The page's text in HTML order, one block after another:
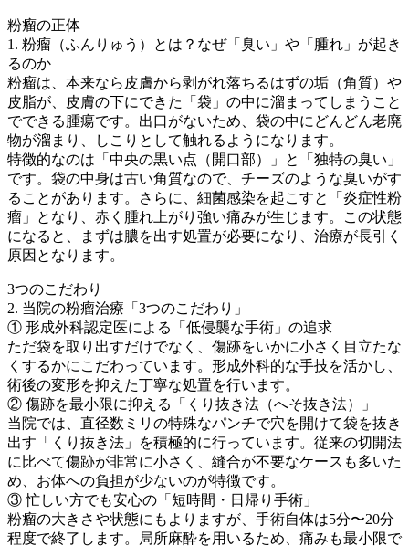
粉瘤の正体
1. 粉瘤（ふんりゅう）とは？なぜ「臭い」や「腫れ」が起き
るのか
粉瘤は、本来なら皮膚から剥がれ落ちるはずの垢（角質）や
皮脂が、皮膚の下にできた「袋」の中に溜まってしまうこと
でできる腫瘍です。出口がないため、袋の中にどんどん老廃
物が溜まり、しこりとして触れるようになります。
特徴的なのは「中央の黒い点（開口部）」と「独特の臭い」
です。袋の中身は古い角質なので、チーズのような臭いがす
ることがあります。さらに、細菌感染を起こすと「炎症性粉
瘤」となり、赤く腫れ上がり強い痛みが生じます。この状態
になると、まずは膿を出す処置が必要になり、治療が長引く
原因となります。
3つのこだわり
2. 当院の粉瘤治療「3つのこだわり」
① 形成外科認定医による「低侵襲な手術」の追求
ただ袋を取り出すだけでなく、傷跡をいかに小さく目立たな
くするかにこだわっています。形成外科的な手技を活かし、
術後の変形を抑えた丁寧な処置を行います。
② 傷跡を最小限に抑える「くり抜き法（へそ抜き法）」
当院では、直径数ミリの特殊なパンチで穴を開けて袋を抜き
出す「くり抜き法」を積極的に行っています。従来の切開法
に比べて傷跡が非常に小さく、縫合が不要なケースも多いた
め、お体への負担が少ないのが特徴です。
③ 忙しい方でも安心の「短時間・日帰り手術」
粉瘤の大きさや状態にもよりますが、手術自体は5分〜20分
程度で終了します。局所麻酔を用いるため、痛みも最小限で